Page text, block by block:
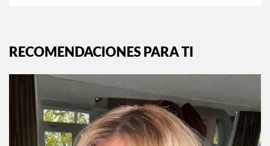
RECOMENDACIONES PARA TI